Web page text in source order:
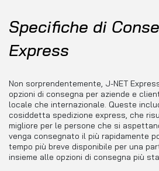
Specifiche di
Express
Non sorprendentemente, J-NET
opzioni di consegna per aziende e
locale che internazionale. Queste
cosiddetta spedizione express, che
migliore per le persone che si
venga consegnato il più rapidamente
tempo più breve disponibile per una
insieme alle opzioni di consegna più